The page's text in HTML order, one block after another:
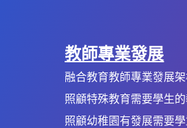
教師專業發展
融合教育教師專業發展
照顧特殊教育需要學生
照顧幼稚園有發展需要